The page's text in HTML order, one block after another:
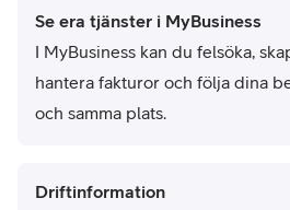
Se era tjänster i MyBusiness
I MyBusiness kan du felsöka,
hantera fakturor och följa dina
och samma plats.
Driftinformation